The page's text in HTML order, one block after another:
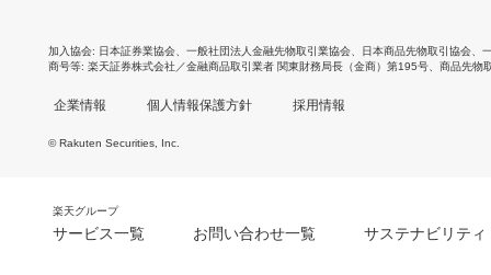
加入協会 日本証券業協会 一般社団法人金融先物取引業協会 日本商品先物取引協会
商号等 楽天証券株式会社／金融商品取引業者 関東財務局長（金商）第195号、商品先物
企業情報 個人情報保護方針 採用情報
© Rakuten Securities, Inc.
楽天グループ
サービス一覧 お問い合わせ一覧 サステナビリティ